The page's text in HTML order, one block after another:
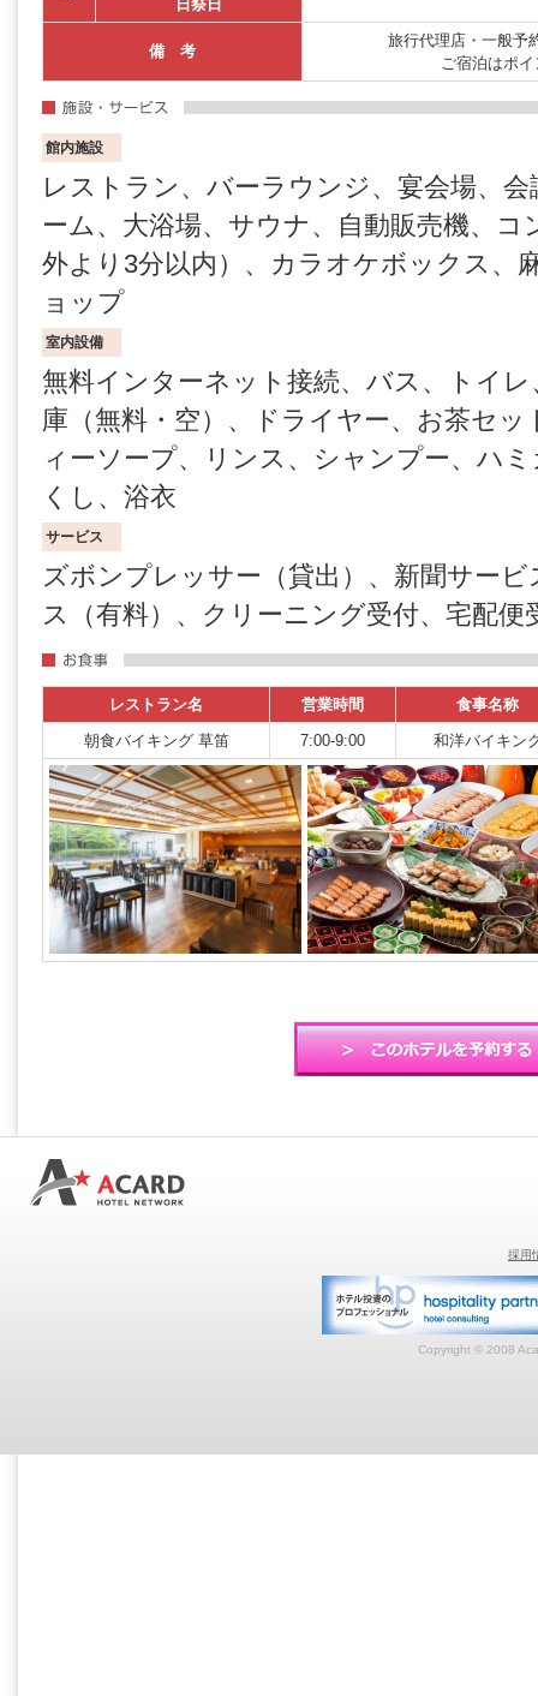
日祭日
備 考
旅行代理店・一般予
ご宿泊はポ
館内施設
レストラン、バーラウンジ、宴会場、
ーム、大浴場、サウナ、自動販売機、
外より3分以内）、カラオケボックス、
ョップ
室内設備
無料インターネット接続、バス、トイ
庫（無料・空）、ドライヤー、お茶セ
ィーソープ、リンス、シャンプー、ハ
くし、浴衣
サービス
ズボンプレッサー（貸出）、新聞サー
ス（有料）、クリーニング受付、宅配便
レストラン名 営業時間
食事名称
朝食バイキング 草笛
7:00-9:00 和洋バイキン
採用
Copyright © 2008